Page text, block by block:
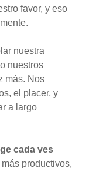
favor, y eso
nuestra
nuestros
más. Nos
el placer, y
a largo
cada ves
productivos,